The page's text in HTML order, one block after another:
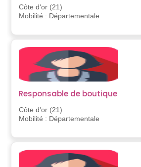
Côte d'or (21)
Mobilité : Départementale
Responsable de boutique
Côte d'or (21)
Mobilité : Départementale